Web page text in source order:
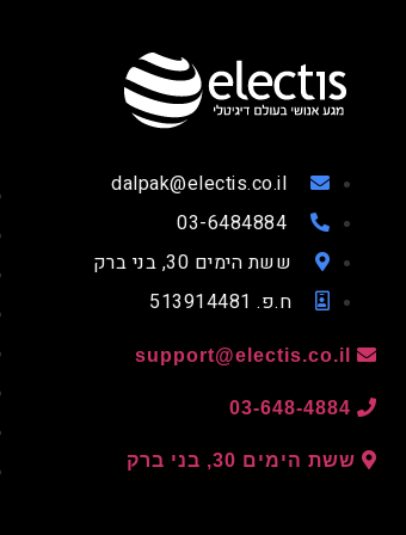
dalpak@electis.co.il
03-6484884
ששת הימים 30, בני ברק
ח.פ. 513914481
support@electis.co.il
03-648-4884
ששת הימים 30, בני ברק